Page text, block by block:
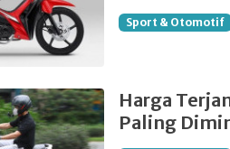
Sport & Otomotif
Harga
Paling